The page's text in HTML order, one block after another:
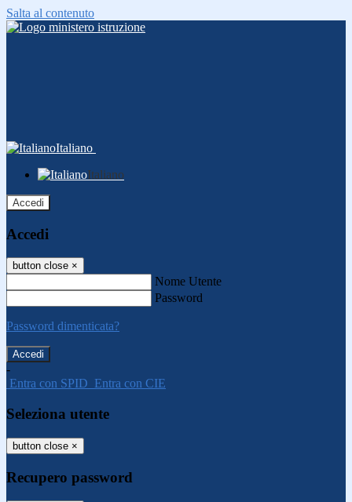
Salta al contenuto
Italiano
Italiano
Accedi
Accedi
button close ×
Nome Utente
Password
Password dimenticata?
-
Entra con SPID Entra con CIE
Seleziona utente
button close ×
Recupero password